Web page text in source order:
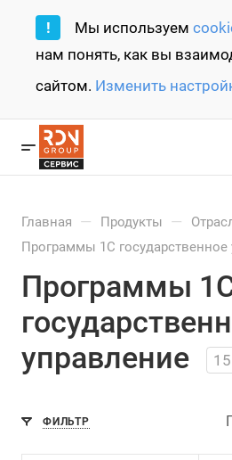
! Мы используем
нам понять, как вы
сайтом. Изменить
Главная — Продукты —
Программы 1С государственное
Программы
управление
15
ФИЛЬТР